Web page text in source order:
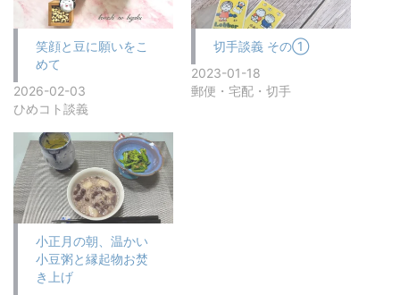
笑顔と豆に願いをこ
めて
2026-02-03
ひめコト談義
切手談義 その①
2023-01-18
郵便・宅配・切手
小正月の朝、温かい
小豆粥と縁起物お焚
き上げ